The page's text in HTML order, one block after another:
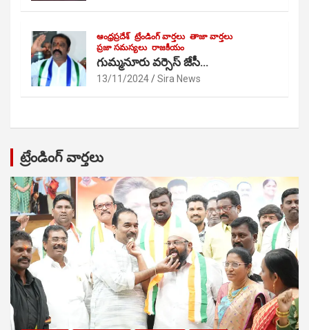
ఆంధ్రప్రదేశ్ ట్రేండింగ్ వార్తలు తాజా వార్తలు
ప్రజా సమస్యలు రాజకీయం
గుమ్మనూరు వర్సెస్ జేసీ…
13/11/2024 Sira News
ట్రేండింగ్ వార్తలు